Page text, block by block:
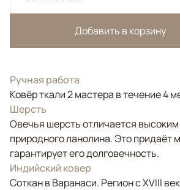
Добавить в корзину
Ручная работа
Ковёр ткали 2 мастера в течение 4
Шерсть
Овечья шерсть отличается
природного ланолина. Это придаёт
гарантирует его долговечность.
Индийский ковер
Соткан в Варанаси. Регион с XVIII